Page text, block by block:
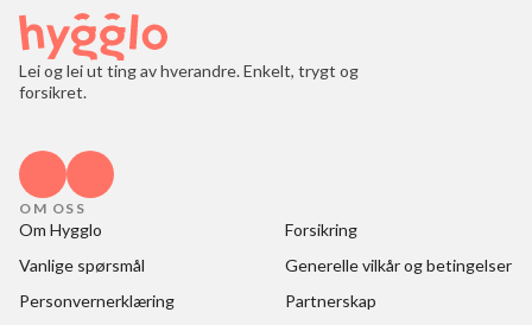
Lei og lei ut ting av hverandre. Enkelt, trygt og
forsikret.
OM OSS
Om Hygglo
Forsikring
Vanlige spørsmål
Generelle vilkår og betingelser
Personvernerklæring
Partnerskap